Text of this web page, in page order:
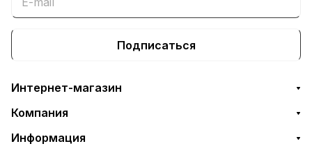
Подписаться
Интернет-магазин
Компания
Информация